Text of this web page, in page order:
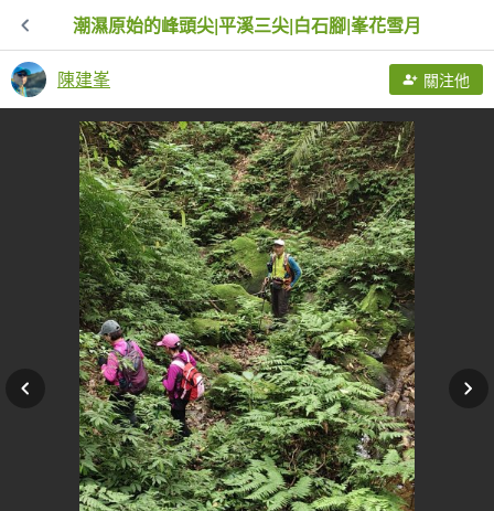
潮濕原始的峰頭尖|平溪三尖|白石腳|峯花雪月
陳建峯 關注他